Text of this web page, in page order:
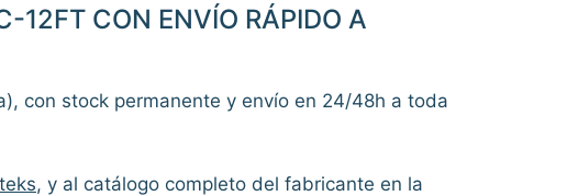
12FT CON ENVÍO RÁPIDO A
con stock permanente y envío en 24/48h a toda
, y al catálogo completo del fabricante en la